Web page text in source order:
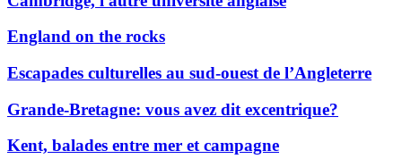
England on the rocks
Escapades culturelles au sud-ouest de l’Angleterre
Grande-Bretagne: vous avez dit excentrique?
Kent, balades entre mer et campagne